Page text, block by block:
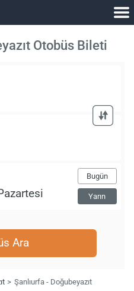
Otobüs Bileti
Bugün
Yarın
Ara
Şanlıurfa - Doğubeyazıt